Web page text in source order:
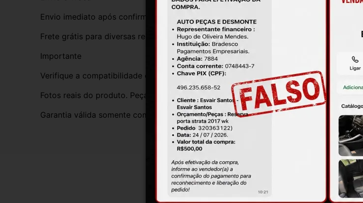
Envio imediato após confirmação da compra
Frete grátis para diversas regiões do Brasil
Importante
Verifique a compatibilidade com seu veículo. Tire suas dúvidas no campo de perguntas!
Fotos reais do produto. Peça exatamente igual à das imagens.
Garantia válida somente com instalação por profissional qualificado.
Garantia Certificado de Procedência